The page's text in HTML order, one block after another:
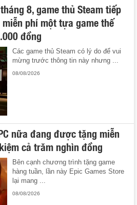
8, game thủ Steam tiếp
phí một tựa game thế
đồng
Các game thủ Steam có lý do để vui
mừng trước thông tin này nhưng ...
08/08/2026
nữa đang được tặng miễn
cả trăm nghìn đồng
Bên cạnh chương trình tặng game
hàng tuần, lần này Epic Games Store
lại mang ...
08/08/2026